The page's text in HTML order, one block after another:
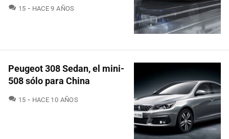
15 COMENTARIOS
HACE 9 AÑOS
Peugeot 308 Sedan, el mini-
508 sólo para China
15 COMENTARIOS
HACE 10 AÑOS